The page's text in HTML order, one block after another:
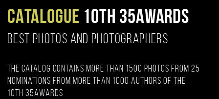
CATALOGUE 10TH 35AWARDS
BEST PHOTOS AND PHOTOGRAPHERS
The catalog contains more than 1500 photos from 25
nominations from more than 1000 authors of the
10th 35AWARDS